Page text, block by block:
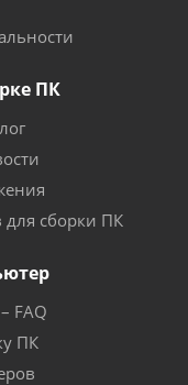
ПК
сборки ПК
FAQ
ПК